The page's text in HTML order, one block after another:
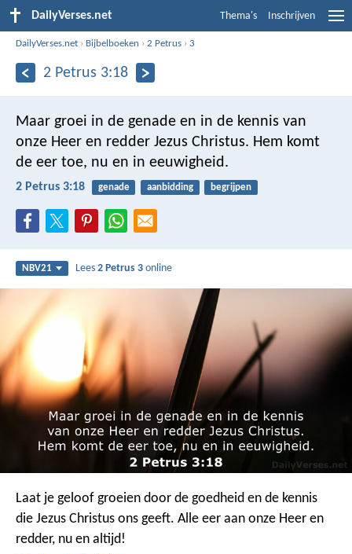
DailyVerses.net Thema's Inschrijven
DailyVerses.net › Bijbelboeken ›2 Petrus ›3
2 Petrus 3:18
Maar groei in de genade en in de kennis van
onze Heer en redder Jezus Christus. Hem komt
de eer toe, nu en in eeuwigheid.
2 Petrus 3:18 genade aanbidding begrijpen
NBV21 Lees2 Petrus 3 online
Laat je geloof groeien door de goedheid en de kennis
die Jezus Christus ons geeft. Alle eer aan onze Heer en
redder, nu en altijd!